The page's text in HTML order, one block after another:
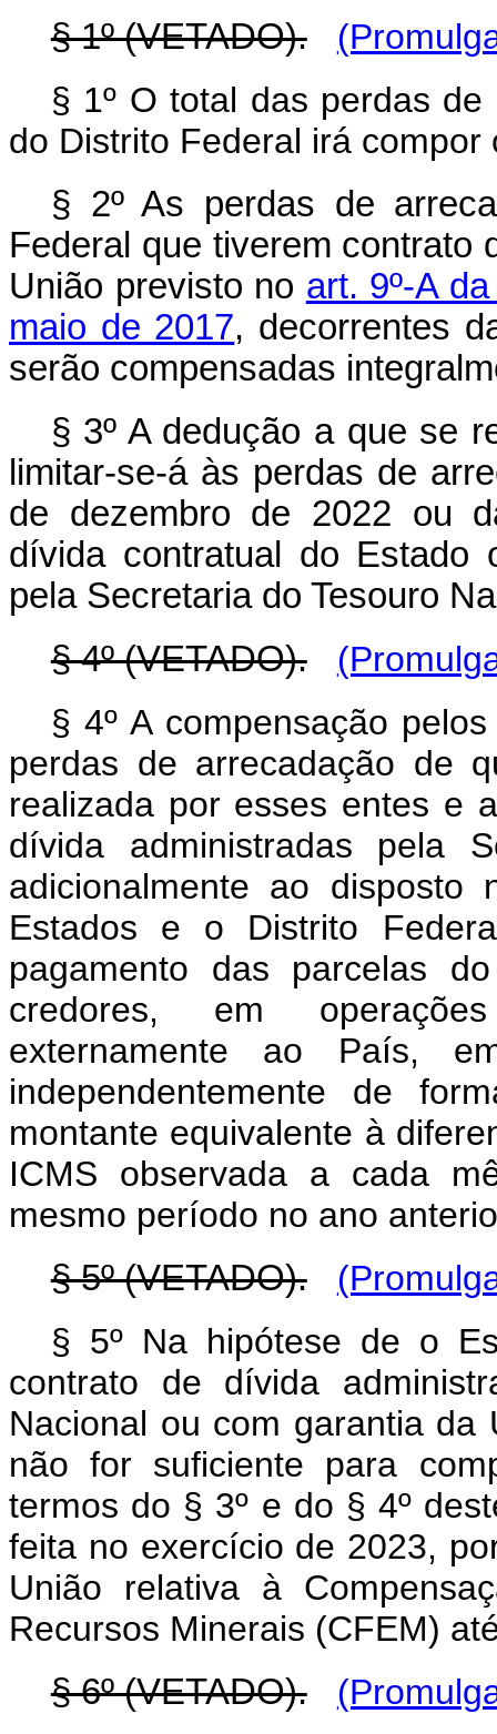
§ 1º (VETADO).
§ 1º O total das perdas
do Distrito Federal irá
§ 2º As perdas de
Federal que tiverem contrato
União previsto no art. 9º-A
maio de 2017, decorrentes
serão compensadas
§ 3º A dedução a que se
limitar-se-á às perdas de
de dezembro de 2022 ou
dívida contratual do Estado
pela Secretaria do Tesouro
§ 4º (VETADO).
§ 4º A compensação
perdas de arrecadação de
realizada por esses entes e
dívida administradas pela
adicionalmente ao disposto
Estados e o Distrito
pagamento das parcelas
credores, em
externamente ao País,
independentemente de
montante equivalente à
ICMS observada a cada
mesmo período no ano
§ 5º (VETADO).
§ 5º Na hipótese de o
contrato de dívida
Nacional ou com garantia
não for suficiente para
termos do § 3º e do § 4º
feita no exercício de 2023,
União relativa à
Recursos Minerais (CFEM)
§ 6º (VETADO).